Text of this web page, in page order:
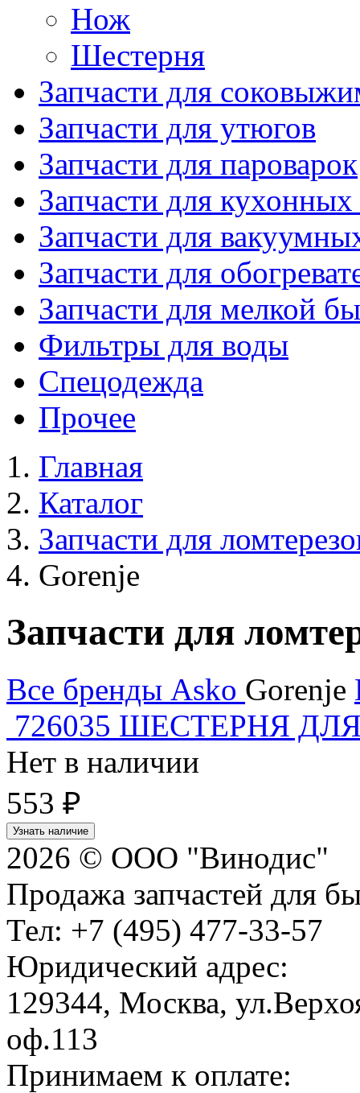
Нож
Шестерня
Запчасти для
Запчасти для утюгов
Запчасти для пароварок
Запчасти для
Запчасти для
Запчасти для
Запчасти для мелкой
Фильтры для воды
Спецодежда
Прочее
Главная
Каталог
Запчасти для
Gorenje
Запчасти для
Все бренды Asko Gorenje
726035 ШЕСТЕРНЯ
Нет в наличии
553 ₽
Узнать наличие
2026 © ООО "Винодис"
Продажа запчастей для
Тел: +7 (495) 477-33-57
Юридический адрес:
129344, Москва,
оф.113
Принимаем к оплате: